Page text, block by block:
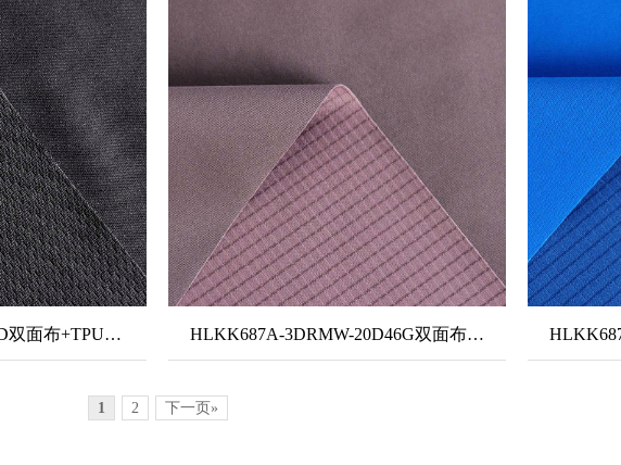
HLKK866-3DRMC-30D双面布+TPU中透+提花鸟眼-暖氧吧 HLKK687A-3DRMW-20D46G双面布+TPU中透白+20D双面抽针格1#
1 2 下一页»